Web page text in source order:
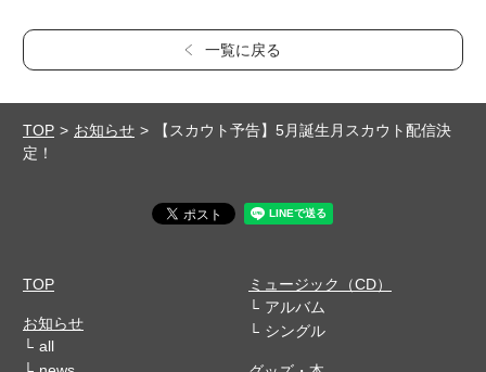
一覧に戻る
TOP お知らせ
【スカウト予告】5月誕生月スカウト配信決
定！
TOP
お知らせ
all
ミュージック（CD）
アルバム
シングル